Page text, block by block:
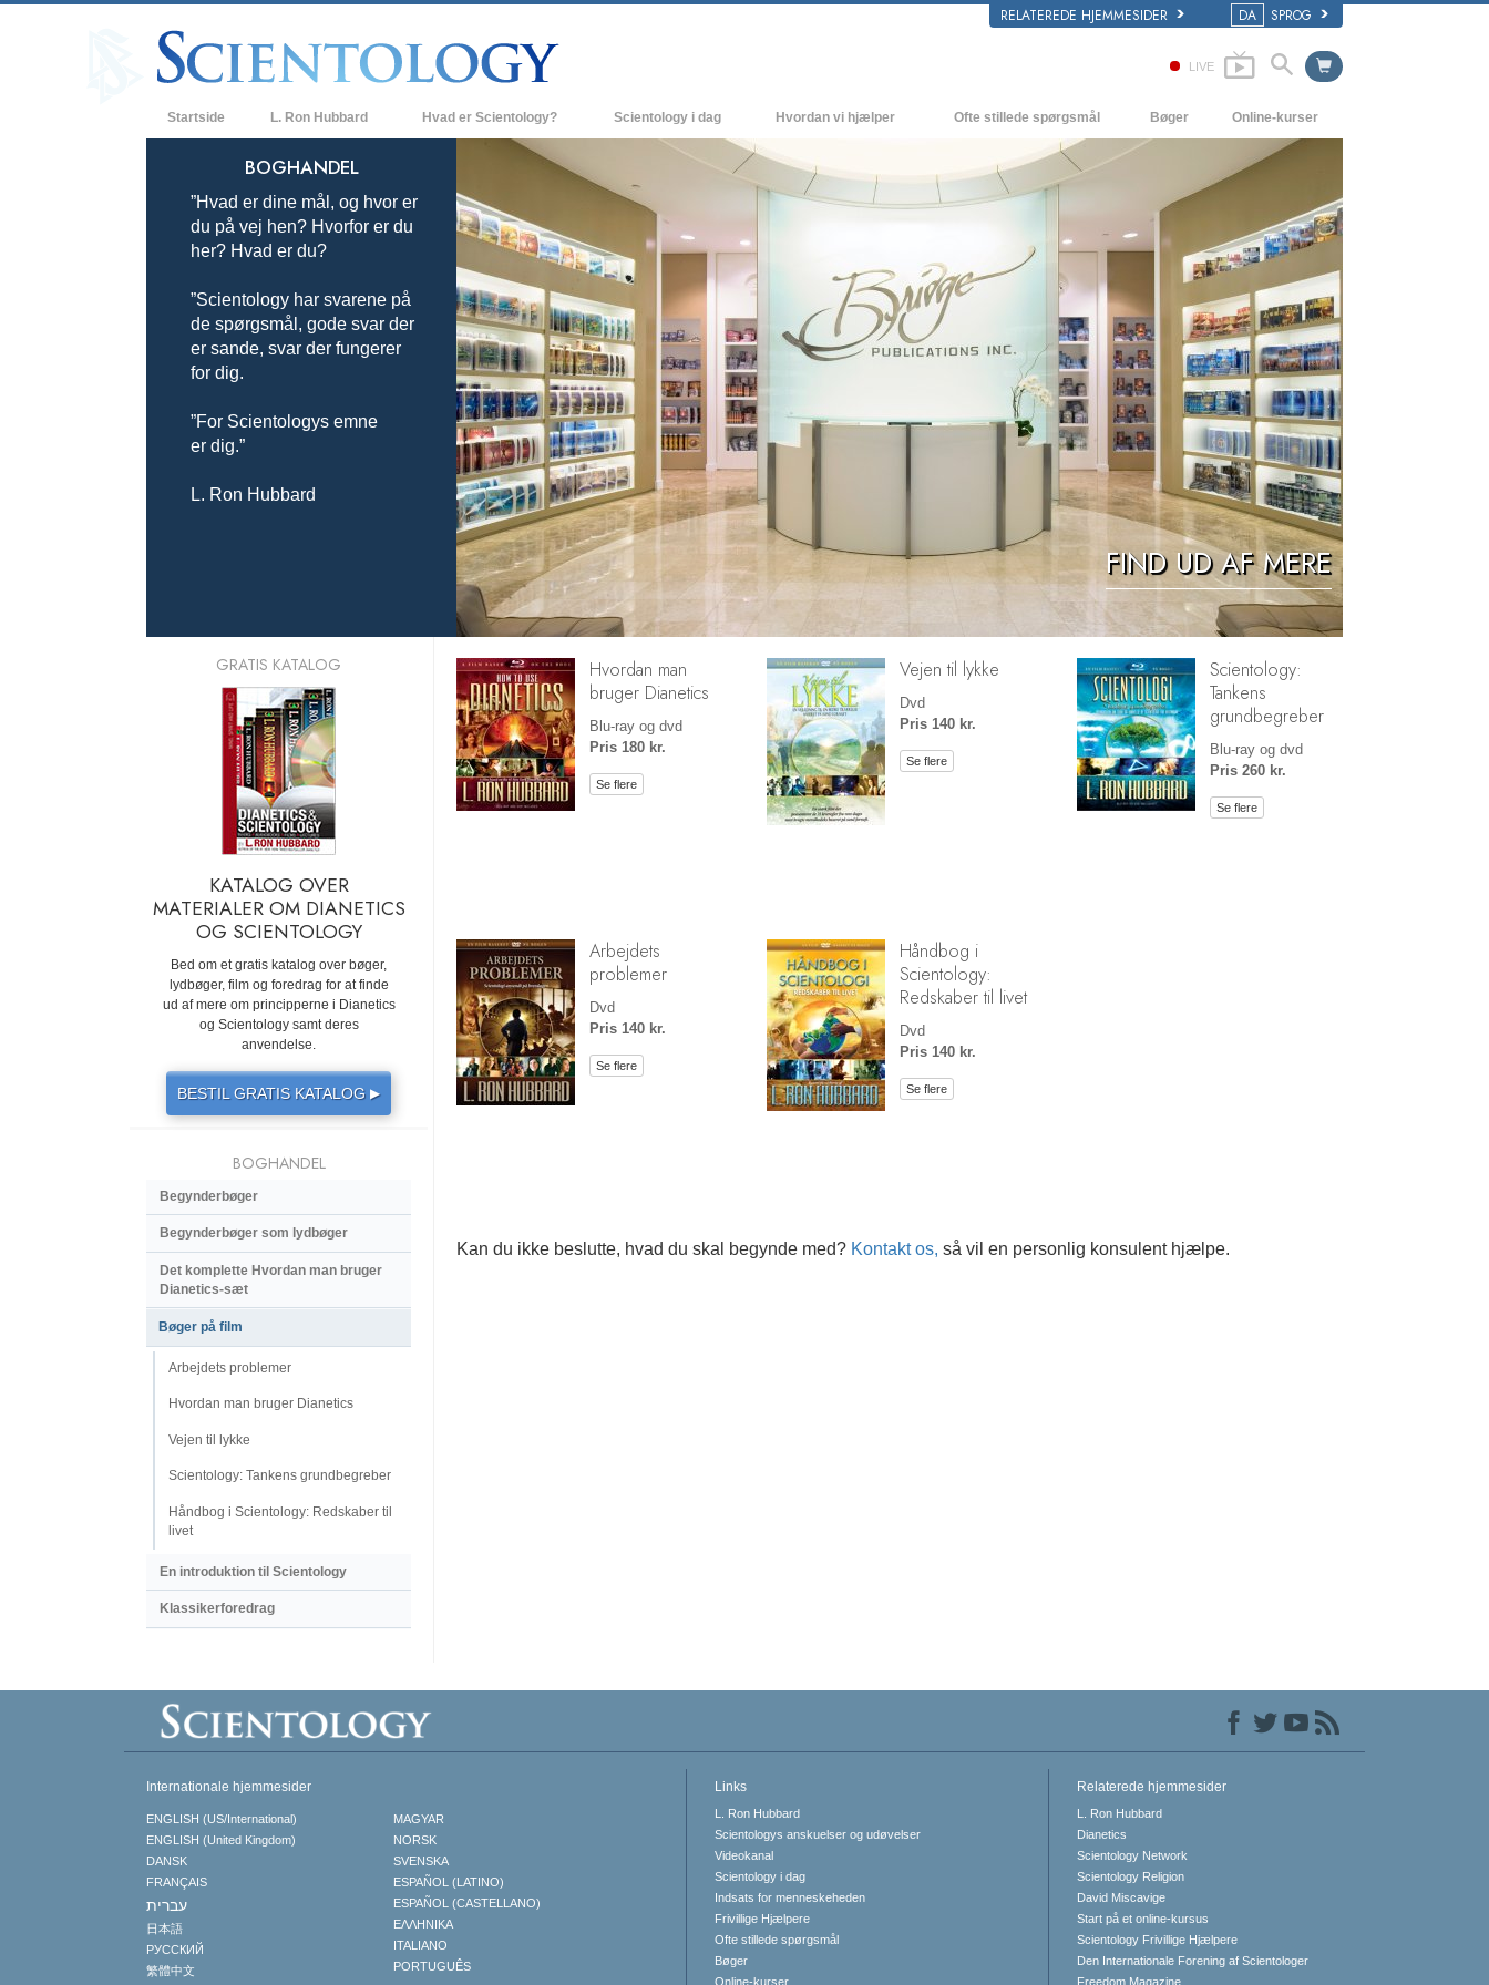
RELATEREDE HJEMMESIDER DA SPROG
LIVE
Startside L. Ron Hubbard Hvad er Scientology?
Anskuelser og udøvelser
Scientologys tro og kodekser
Hvad scientologer siger om Scientology
Mød en scientolog
Indenfor i en Kirke
De grundlæggende principper
i Scientology
En introduktion til Dianetics
Kærlighed og had –
Hvad er storhed?
Scientology i dag
Nye Scientology kirker
Avancerede Organisationer
Flag Landbasen
Freewinds
Bringer Scientology ud til hele verden
David Miscavige - Scientology
religionens kirkelige leder
Hvordan vi hjælper Ofte stillede spørgsmål
Baggrund og grundprincipper
Indenfor i en Kirke
Scientology organisationerne
Bøger
Lydbøger
Introducerende foredrag
Online-kurser
Hvordan man løser konflikter
Tilværelsens dynamikker
Forståelse
Løsninger til hjælp mod de farlige
omgivelser
Assister ved sygdom og skader
Integritet og ærlighed
Ægteskab
Følelsernes toneskala
Løsningen på stoffer
Børn
Redskaber til arbejdspladsen
Etik og din tilstand
Årsagen til undertrykkelse
Undersøgelser
Organiseringens grundlag
Det grundlæggende om public relations
FIND UD AF MERE
BOGHANDEL
”Hvad er dine mål, og hvor er
du på vej hen? Hvorfor er du
her? Hvad er du?
”Scientology har svarene på
de spørgsmål, gode svar der
er sande, svar der fungerer
for dig.
”For Scientologys emne
er dig.”
L. Ron Hubbard
Hvordan man
bruger Dianetics
Blu-ray og dvd
Pris 180 kr.
Se flere
Vejen til lykke
Dvd
Pris 140 kr.
Se flere
Scientology:
Tankens
grundbegreber
Blu-ray og dvd
Pris 260 kr.
Se flere
Arbejdets
problemer
Dvd
Pris 140 kr.
Se flere
Håndbog i
Scientology:
Redskaber til livet
Dvd
Pris 140 kr.
Se flere
Kan du ikke beslutte, hvad du skal begynde med? Kontakt os, så vil en personlig konsulent hjælpe.
GRATIS KATALOG
KATALOG OVER
MATERIALER OM DIANETICS
OG SCIENTOLOGY
Bed om et gratis katalog over bøger,
lydbøger, film og foredrag for at finde
ud af mere om principperne i Dianetics
og Scientology samt deres
anvendelse.
BESTIL GRATIS KATALOG ▶
BOGHANDEL
Begynderbøger
Begynderbøger som lydbøger
Det komplette Hvordan man bruger
Dianetics-sæt
Bøger på film
Arbejdets problemer
Hvordan man bruger Dianetics
Vejen til lykke
Scientology: Tankens grundbegreber
Håndbog i Scientology: Redskaber til
livet
En introduktion til Scientology
Klassikerforedrag
Internationale hjemmesider
ENGLISH (US/International)
ENGLISH (United Kingdom)
DANSK
FRANÇAIS
עברית
日本語
РУССКИЙ
繁體中文
MAGYAR
NORSK
SVENSKA
ESPAÑOL (LATINO)
ESPAÑOL (CASTELLANO)
ΕΛΛΗΝΙΚA
ITALIANO
PORTUGUÊS
Links
L. Ron Hubbard
Scientologys anskuelser og udøvelser
Videokanal
Scientology i dag
Indsats for menneskeheden
Frivillige Hjælpere
Ofte stillede spørgsmål
Bøger
Online-kurser
Relaterede hjemmesider
L. Ron Hubbard
Dianetics
Scientology Network
Scientology Religion
David Miscavige
Start på et online-kursus
Scientology Frivillige Hjælpere
Den Internationale Forening af Scientologer
Freedom Magazine